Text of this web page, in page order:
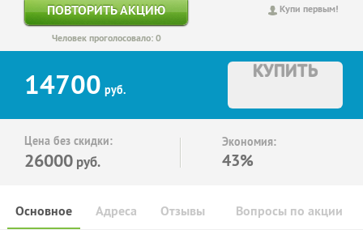
Купи первым!
ПОВТОРИТЬ АКЦИЮ
Человек проголосовало: 0
14700 руб.
КУПИТЬ
Цена без скидки:
26000 руб.
Экономия:
43%
Основное Отзывы Вопросы по акции
Адреса